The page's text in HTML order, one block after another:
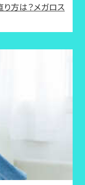
方は？メガロス